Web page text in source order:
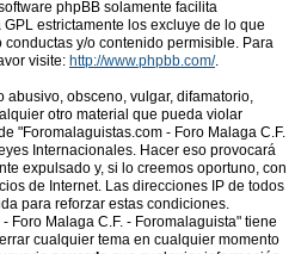
phpBB solamente facilita
estrictamente los excluye de lo que
y/o contenido permisible. Para
visite: http://www.phpbb.com/.
abusivo, obsceno, vulgar, difamatorio,
otro material que pueda violar
"Foromalaguistas.com - Foro Malaga C.F.
Internacionales. Hacer eso provocará
expulsado y, si lo creemos oportuno, con
de Internet. Las direcciones IP de todos
para reforzar estas condiciones.
Foro Malaga C.F. - Foromalaguista" tiene
cualquier tema en cualquier momento